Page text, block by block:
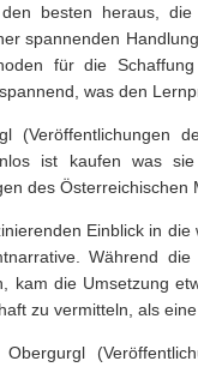
besten heraus,
spannenden
für die
was den
(Veröffentlichungen
ist kaufen was
des Österreichischen
Einblick in
Während
kam die Umsetzung
zu vermitteln, als